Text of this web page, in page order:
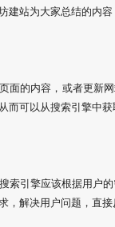
建站为大家总结的内容
面的内容，或者更新
而可以从搜索引擎中获
索引擎应该根据用户
，解决用户问题，直